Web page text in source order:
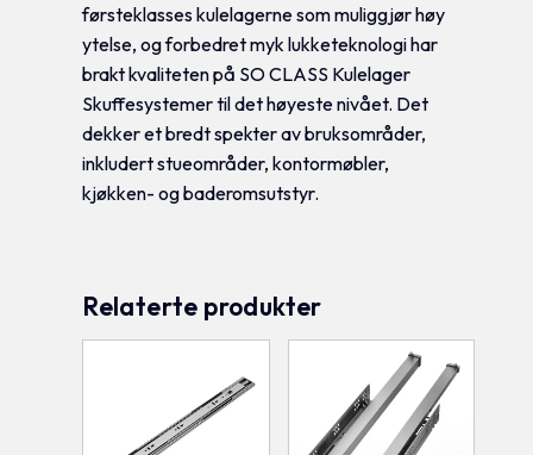
førsteklasses kulelagerne som muliggjør høy
ytelse, og forbedret myk lukketeknologi har
brakt kvaliteten på SO CLASS Kulelager
Skuffesystemer til det høyeste nivået. Det
dekker et bredt spekter av bruksområder,
inkludert stueområder, kontormøbler,
kjøkken- og baderomsutstyr.
Relaterte produkter